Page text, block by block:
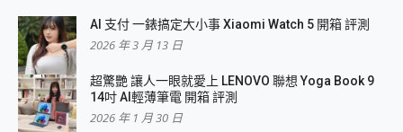
AI 支付 一錶搞定大小事 Xiaomi Watch 5 開箱 評測
2026 年 3 月 13 日
超驚艷 讓人一眼就愛上 LENOVO 聯想 Yoga Book 9
14吋 AI輕薄筆電 開箱 評測
2026 年 1 月 30 日